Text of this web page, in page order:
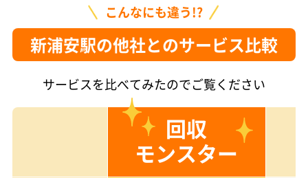
こんなにも違う!?
新浦安駅の他社とのサービス比較
サービスを比べてみたのでご覧ください
回収
モンスター